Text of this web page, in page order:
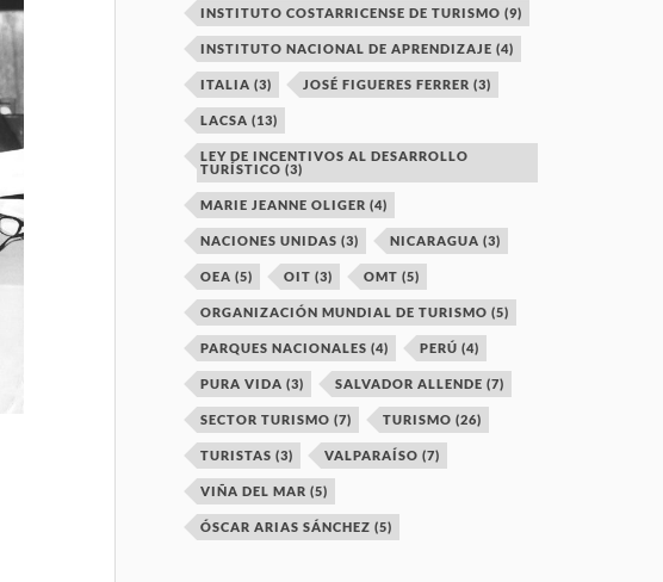
INSTITUTO COSTARRICENSE DE TURISMO (9)
INSTITUTO NACIONAL DE APRENDIZAJE (4)
ITALIA (3) JOSÉ FIGUERES FERRER (3)
LACSA (13)
LEY DE INCENTIVOS AL DESARROLLO
TURÍSTICO (3)
MARIE JEANNE OLIGER (4)
NACIONES UNIDAS (3) NICARAGUA (3)
OEA (5) OIT (3) OMT (5)
ORGANIZACIÓN MUNDIAL DE TURISMO (5)
PARQUES NACIONALES (4) PERÚ (4)
PURA VIDA (3) SALVADOR ALLENDE (7)
SECTOR TURISMO (7) TURISMO (26)
TURISTAS (3) VALPARAÍSO (7)
VIÑA DEL MAR (5)
ÓSCAR ARIAS SÁNCHEZ (5)